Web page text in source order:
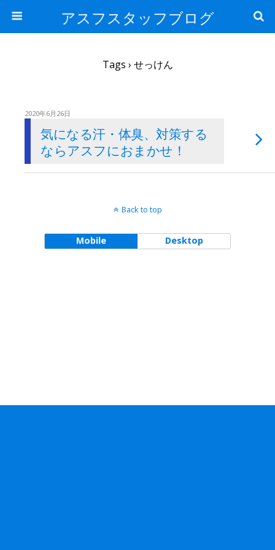
アスフスタッフブログ
Tags › せっけん
2020年6月26日
気になる汗・体臭、対策する
ならアスフにおまかせ！
Back to top
Mobile Desktop